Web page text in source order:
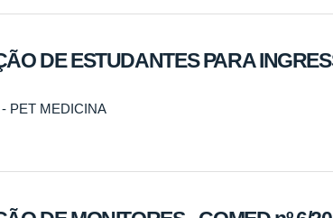
DE ESTUDANTES PARA
PET MEDICINA